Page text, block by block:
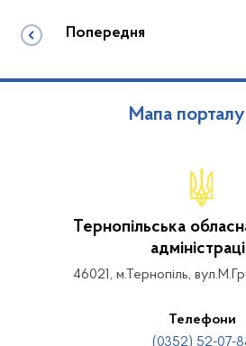
Попередня
Мапа порталу
Тернопільська
46021, м.Тернопіль,
Телефони
(0352) 52-07-